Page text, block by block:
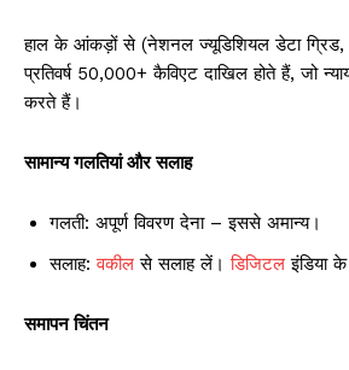
हाल के आंकड़ों से (नेशनल ज्यूडिशियल डेटा ग्रिड,
प्रतिवर्ष 50,000+ कैविएट दाखिल होते हैं, जो
करते हैं।
सामान्य गलतियां और सलाह
गलती: अपूर्ण विवरण देना – इससे अमान्य।
सलाह:वकील से सलाह लें।डिजिटल इंडिया
समापन चिंतन